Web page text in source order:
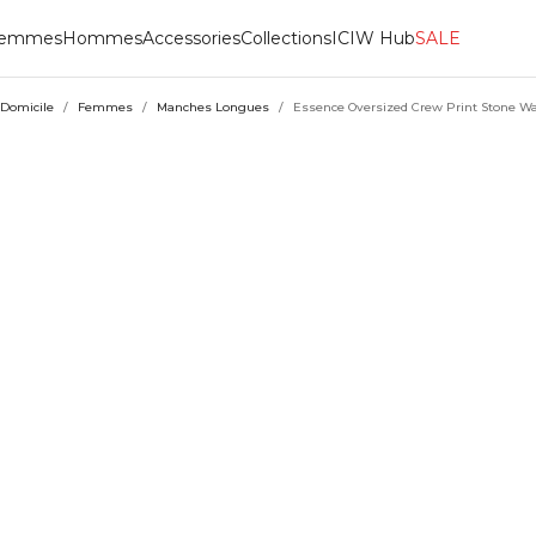
HommesAccessoriesCollectionsICIW HubSALE
Domicile / Femmes / Manches Longues / Essence Oversized Crew Print Stone